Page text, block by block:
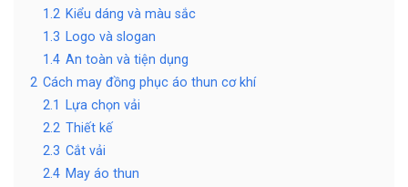
1.2 Kiểu dáng và màu sắc
1.3 Logo và slogan
1.4 An toàn và tiện dụng
2 Cách may đồng phục áo thun cơ khí
2.1
Lựa chọn vải
2.2 Thiết kế
2.3 Cắt vải
2.4 May áo thun